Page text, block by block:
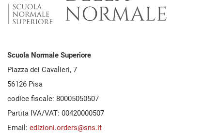
Scuola Normale Superiore
Piazza dei Cavalieri, 7
56126 Pisa
codice fiscale: 80005050507
Partita IVA/VAT: 00420000507
Email: edizioni.orders@sns.it